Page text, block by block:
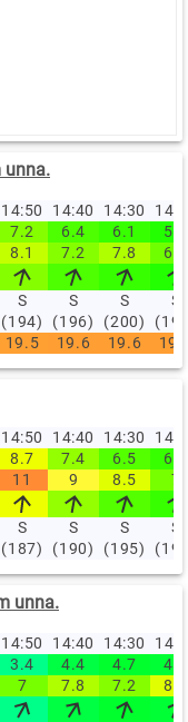
unna.
14:50 14:40 14:30
7.2 6.4 6.1
5.8
8.1 7.2 7.8 6.9
S
(194)
S
(196)
S
(200)
S
19.5 19.6 19.6
14:50 14:40 14:30
8.7 7.4 6.5
6.1
11 9 8.5 7
S
(187)
S
(190)
S
(195)
S
unna.
14:50 14:40 14:30
3.4 4.4 4.7
4.6
7 7.8 7.2 8.5